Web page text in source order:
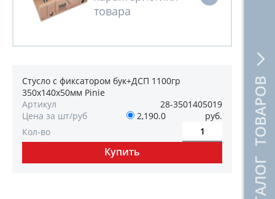
КАТАЛОГ ТОВАРОВ
Стусло с фиксатором бук+ДСП 1100гр
350х140х50мм Pinie
Артикул
28-3501405019
Цена за шт/руб
2,190.0
руб.
Кол-во